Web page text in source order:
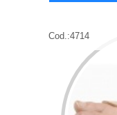
Cod.:4714